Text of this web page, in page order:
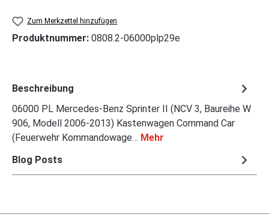
Zum Merkzettel hinzufügen
Produktnummer: 0808.2-06000plp29e
Beschreibung
06000 PL Mercedes-Benz Sprinter II (NCV 3, Baureihe W
906, Modell 2006-2013) Kastenwagen Command Car
(Feuerwehr Kommandowage… Mehr
Blog Posts